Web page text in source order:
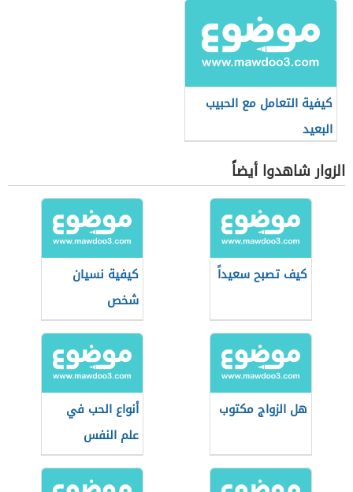
كيفية التعامل مع الحبيب
البعيد
الزوار شاهدوا أيضاً
كيف تصبح سعيداً
كيفية نسيان
شخص
هل الزواج مكتوب
أنواع الحب في
علم النفس